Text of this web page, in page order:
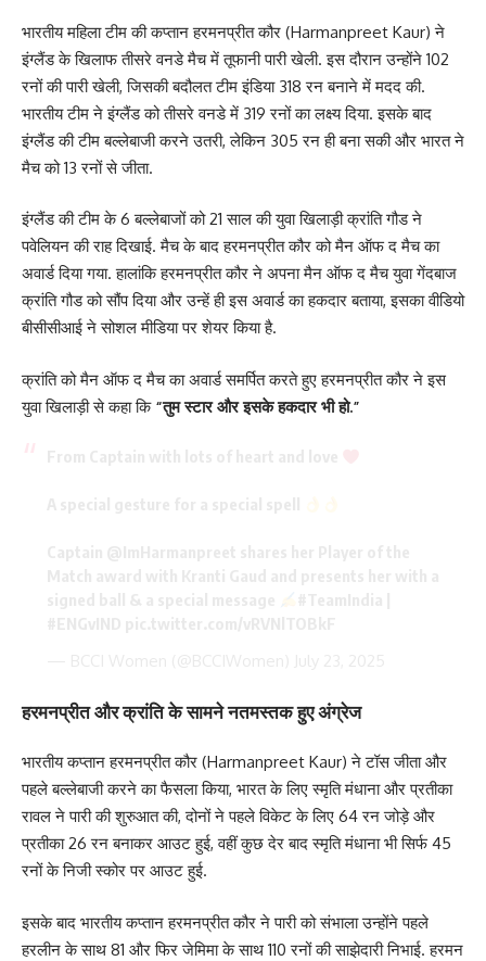
भारतीय महिला टीम की कप्तान हरमनप्रीत कौर (Harmanpreet Kaur) ने
इंग्लैंड के खिलाफ तीसरे वनडे मैच में तूफानी पारी खेली. इस दौरान उन्होंने 102
रनों की पारी खेली, जिसकी बदौलत टीम इंडिया 318 रन बनाने में मदद की.
भारतीय टीम ने इंग्लैंड को तीसरे वनडे में 319 रनों का लक्ष्य दिया. इसके बाद
इंग्लैंड की टीम बल्लेबाजी करने उतरी, लेकिन 305 रन ही बना सकी और भारत ने
मैच को 13 रनों से जीता.
इंग्लैंड की टीम के 6 बल्लेबाजों को 21 साल की युवा खिलाड़ी क्रांति गौड ने
पवेलियन की राह दिखाई. मैच के बाद हरमनप्रीत कौर को मैन ऑफ द मैच का
अवार्ड दिया गया. हालांकि हरमनप्रीत कौर ने अपना मैन ऑफ द मैच युवा गेंदबाज
क्रांति गौड को सौंप दिया और उन्हें ही इस अवार्ड का हकदार बताया, इसका वीडियो
बीसीसीआई ने सोशल मीडिया पर शेयर किया है.
क्रांति को मैन ऑफ द मैच का अवार्ड समर्पित करते हुए हरमनप्रीत कौर ने इस
युवा खिलाड़ी से कहा कि “तुम स्टार और इसके हकदार भी हो.”
हरमनप्रीत और क्रांति के सामने नतमस्तक हुए अंग्रेज
भारतीय कप्तान हरमनप्रीत कौर (Harmanpreet Kaur) ने टॉस जीता और
पहले बल्लेबाजी करने का फैसला किया, भारत के लिए स्मृति मंधाना और प्रतीका
रावल ने पारी की शुरुआत की, दोनों ने पहले विकेट के लिए 64 रन जोड़े और
प्रतीका 26 रन बनाकर आउट हुई, वहीं कुछ देर बाद स्मृति मंधाना भी सिर्फ 45
रनों के निजी स्कोर पर आउट हुई.
इसके बाद भारतीय कप्तान हरमनप्रीत कौर ने पारी को संभाला उन्होंने पहले
हरलीन के साथ 81 और फिर जेमिमा के साथ 110 रनों की साझेदारी निभाई. हरमन